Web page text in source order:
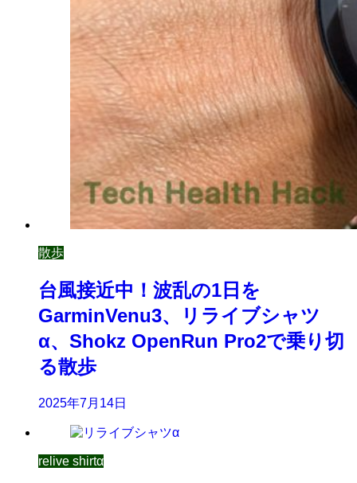
散歩
台風接近中！波乱の1日を
GarminVenu3、リライブシャツ
α、Shokz OpenRun Pro2で乗り切
る散歩
2025年7月14日
relive shirtα